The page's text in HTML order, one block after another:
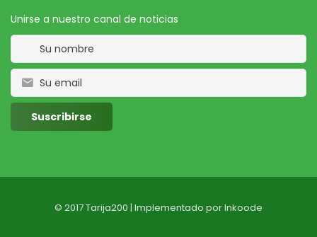
Unirse a nuestro canal de noticias
© 2017 Tarija200 | Implementado porInkoode